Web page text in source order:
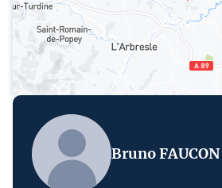
Bruno FAUCON